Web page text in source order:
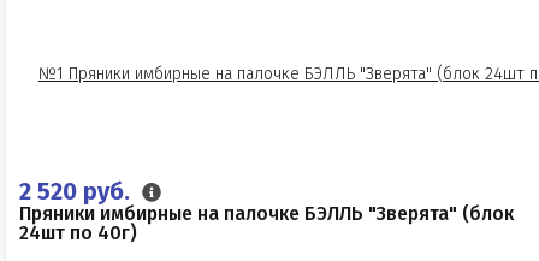
2 520 руб.
Пряники имбирные на палочке БЭЛЛЬ "Зверята" (блок
24шт по 40г)